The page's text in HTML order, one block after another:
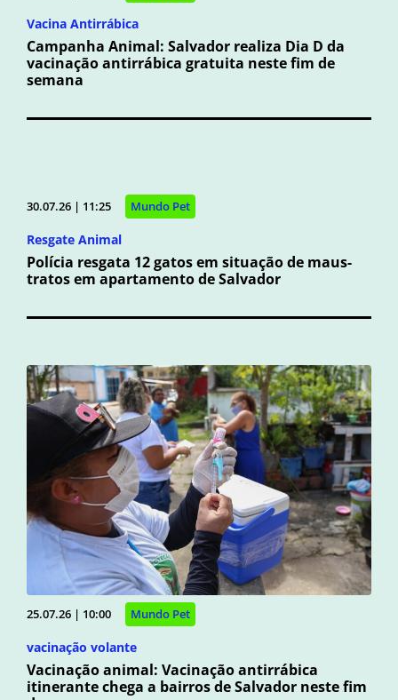
Vacina Antirrábica
Campanha Animal: Salvador realiza Dia D da
vacinação antirrábica gratuita neste fim de
semana
30.07.26 | 11:25 Mundo Pet
Resgate Animal
Polícia resgata 12 gatos em situação de maus-
tratos em apartamento de Salvador
25.07.26 | 10:00 Mundo Pet
vacinação volante
Vacinação animal: Vacinação antirrábica
itinerante chega a bairros de Salvador neste fim